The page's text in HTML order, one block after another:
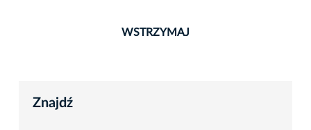
WSTRZYMAJ
Znajdź